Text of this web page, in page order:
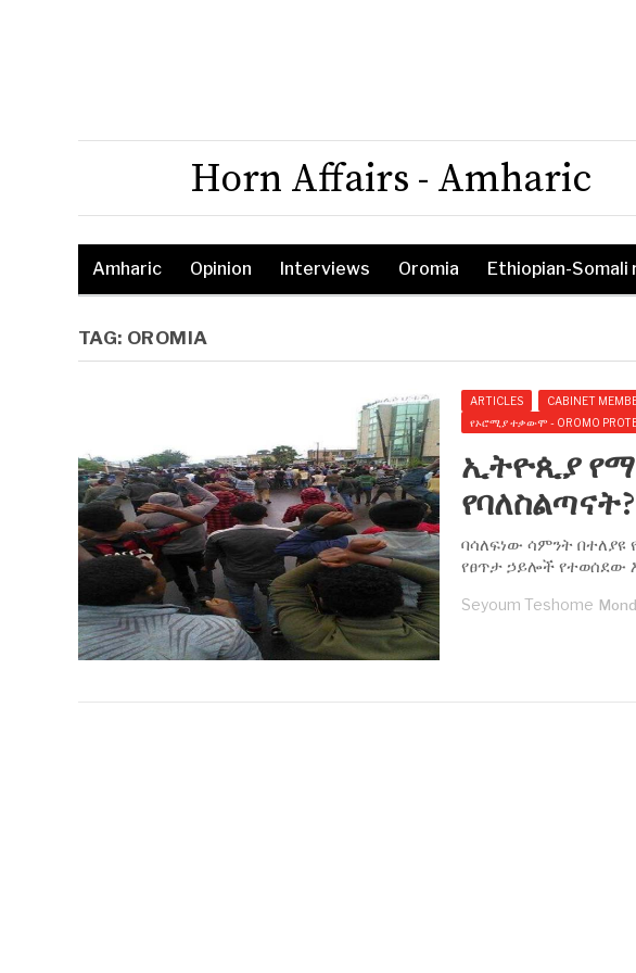
Horn Affairs - Amharic
Amharic Opinion Interviews Oromia Ethiopian-Somali
TAG: OROMIA
ARTICLES CABINET
የኦሮሚያ ተቃውሞ - OROMO
ኢትዮጲያ
የባለስልጣናት?
ባሳለፍነው ሳምንት
የፀጥታ ኃይሎች የተወሰደው
Seyoum Teshome